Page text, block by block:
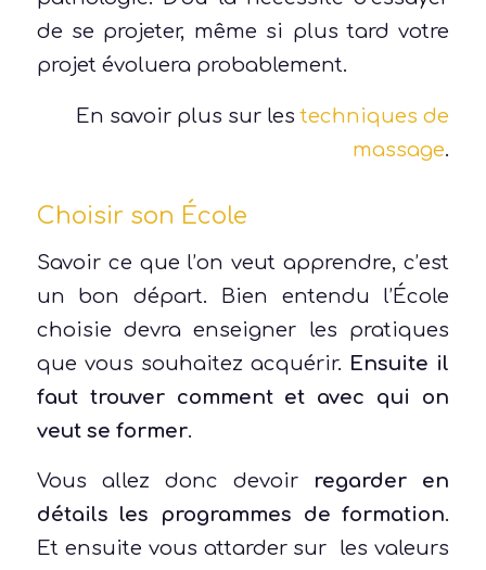
de se projeter, même si plus tard votre
projet évoluera probablement.
En savoir plus sur lestechniques de
massage.
Choisir son École
Savoir ce que l’on veut apprendre, c’est
un bon départ. Bien entendu l’École
choisie devra enseigner les pratiques
que vous souhaitez acquérir. Ensuite il
faut trouver comment et avec qui on
veut se former.
Vous allez donc devoir regarder en
détails les programmes de formation.
Et ensuite vous attarder sur les valeurs